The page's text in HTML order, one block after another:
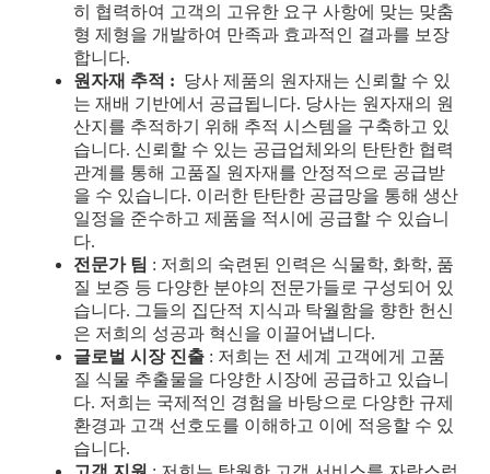
히 협력하여 고객의 고유한 요구 사항에 맞는 맞춤
형 제형을 개발하여 만족과 효과적인 결과를 보장
합니다.
원자재 추적 : 당사 제품의 원자재는 신뢰할 수 있
는 재배 기반에서 공급됩니다. 당사는 원자재의 원
산지를 추적하기 위해 추적 시스템을 구축하고 있
습니다. 신뢰할 수 있는 공급업체와의 탄탄한 협력
관계를 통해 고품질 원자재를 안정적으로 공급받
을 수 있습니다. 이러한 탄탄한 공급망을 통해 생산
일정을 준수하고 제품을 적시에 공급할 수 있습니
다.
전문가 팀 : 저희의 숙련된 인력은 식물학, 화학, 품
질 보증 등 다양한 분야의 전문가들로 구성되어 있
습니다. 그들의 집단적 지식과 탁월함을 향한 헌신
은 저희의 성공과 혁신을 이끌어냅니다.
글로벌 시장 진출: 저희는 전 세계 고객에게 고품
질 식물 추출물을 다양한 시장에 공급하고 있습니
다. 저희는 국제적인 경험을 바탕으로 다양한 규제
환경과 고객 선호도를 이해하고 이에 적응할 수 있
습니다.